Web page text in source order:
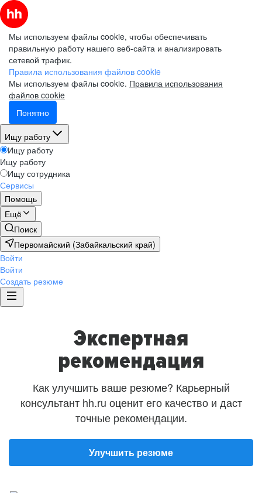
Мы используем файлы cookie, чтобы обеспечивать
правильную работу нашего веб-сайта и анализировать
сетевой трафик.
Правила использования файлов cookie
Мы используем файлы cookie. Правила использования
файлов cookie
Понятно
Ищу работу
Ищу работу
Ищу работу
Ищу сотрудника
Сервисы
Помощь
Ещё
Поиск
Первомайский (Забайкальский край)
Войти
Войти
Создать резюме
Экспертная
рекомендация
Как улучшить ваше резюме? Карьерный
консультант hh.ru оценит его качество и даст
точные рекомендации.
Улучшить резюме